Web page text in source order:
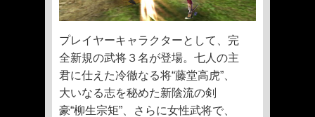
プレイヤーキャラクターとして、完
全新規の武将３名が登場。七人の主
君に仕えた冷徹なる将“藤堂高虎”、
大いなる志を秘めた新陰流の剣
豪“柳生宗矩”、さらに女性武将で、